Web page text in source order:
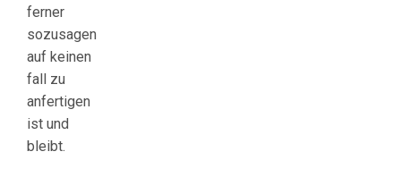
ferner
sozusagen
auf keinen
fall zu
anfertigen
ist und
bleibt.